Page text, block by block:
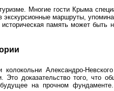
Многие гости Крыма
маршруты,
память может быть
колокольни Александро-
Это доказательство того, что
будущее на прочном